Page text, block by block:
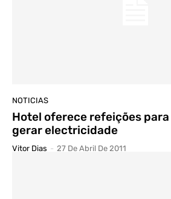
NOTICIAS
Hotel oferece refeições
gerar electricidade
Vitor Dias - 27 De Abril De 2011